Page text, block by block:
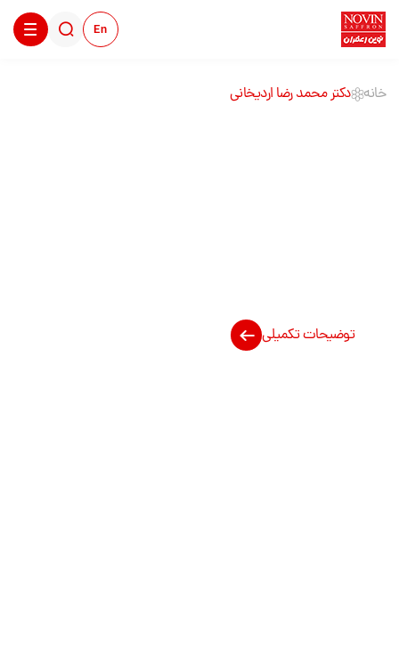
En
خانه دکتر محمد رضا اردیخانی
توضیحات تکمیلی